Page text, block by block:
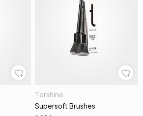
Tershine
Supersoft Brushes